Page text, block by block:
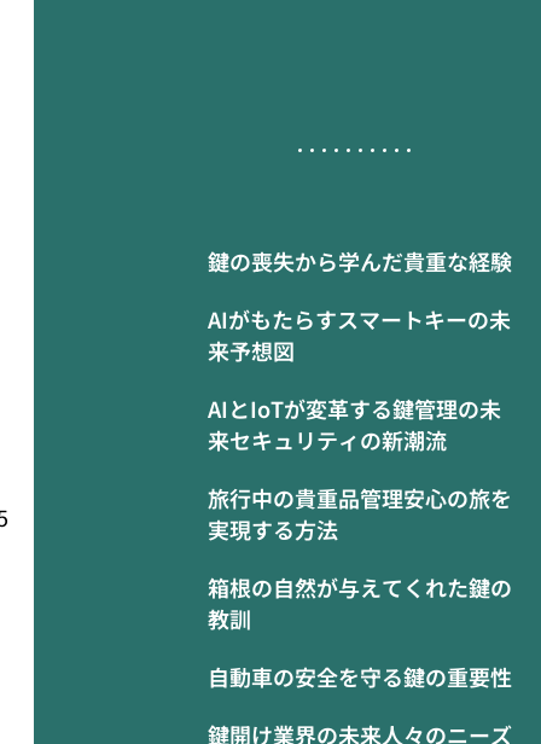
鍵の喪失から学んだ貴重な経験
AIがもたらすスマートキーの未
来予想図
AIとIoTが変革する鍵管理の未
来セキュリティの新潮流
旅行中の貴重品管理安心の旅を
実現する方法
箱根の自然が与えてくれた鍵の
教訓
自動車の安全を守る鍵の重要性
鍵開け業界の未来人々のニーズ